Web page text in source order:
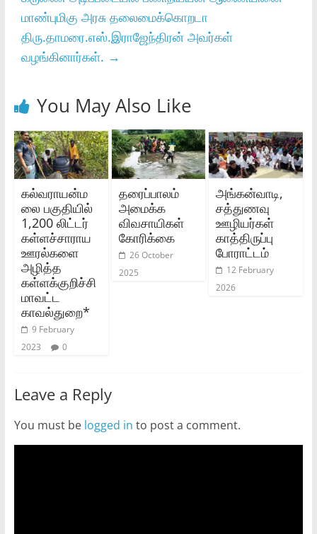
மாண்புமிகு அரசு தலைமைக்கொறடா
திரு.தாமரை.எஸ்‌.இராஜேந்திரன்‌ அவர்கள்‌
வழங்கினார்கள்‌. →
You May Also Like
கல்வராயன்ம
லை பகுதியில்
1,200 லிட்டர்
கள்ளச்சாராய
ஊரல்களை
அழித்த
கள்ளக்குறிச்சி
மாவட்ட
காவல்துறை*
9 February
2023
0
தரைப்பாலம்
அமைக்க
விவசாயிகள்
கோரிக்கை
26 October
2025
அங்கன்வாடி,
சத்துணவு
ஊழியர்கள்
காத்திருப்பு
போராட்டம்
12 February
2026
Leave a Reply
You must be logged in to post a comment.